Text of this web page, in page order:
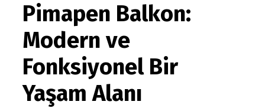
Pimapen Balkon:
Modern ve
Fonksiyonel Bir
Yaşam Alanı